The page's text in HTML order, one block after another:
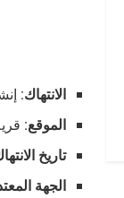
الانتهاك:
الموقع:
تاريخ
الجهة